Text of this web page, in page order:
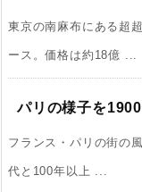
東京の南麻布にある超
ース。価格は約18億 ...
パリの様子を
フランス・パリの街の
代と100年以上 ...